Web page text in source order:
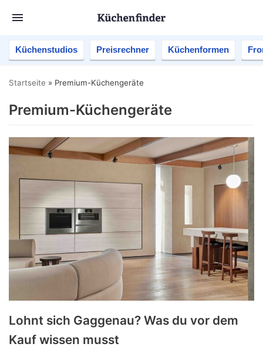
Küchenstudios Preisrechner Küchenformen
Startseite » Premium-Küchengeräte
Premium-Küchengeräte
Lohnt sich Gaggenau? Was du vor dem
Kauf wissen musst